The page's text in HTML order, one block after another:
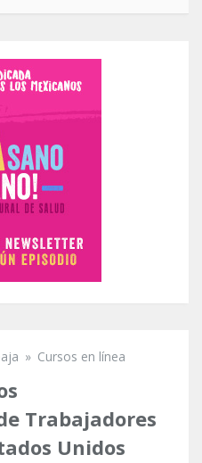
» Cursos en línea
Trabajadores
Unidos